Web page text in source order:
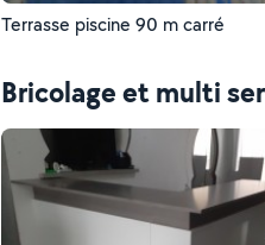
Terrasse piscine 90 m carré
Bricolage et multi